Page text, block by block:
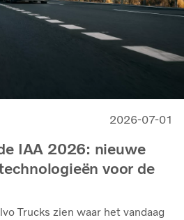
2026-07-01
IAA 2026: nieuwe
voor de
Trucks zien waar het vandaag